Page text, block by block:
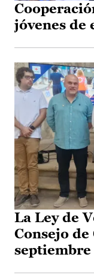
jóvenes de
La Ley de
Consejo
septiembre